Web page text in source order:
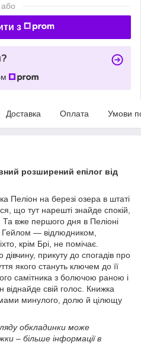
або
з
Доставка Оплата Умови
розширений епілог від
Пеліон на березі озера в штаті
що тут нарешті знайде спокій,
Та вже першого дня в Пеліоні
— відлюдником,
крім Брі, не помічає.
прикуту до спогадів про
якого стануть ключем до її
самітника з болючою раною і
віднайде свій голос. Книжка
минулого, долю й цілющу
обкладинки може
– більше інформації в